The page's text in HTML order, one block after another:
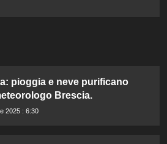
pioggia e neve purificano
Brescia.
2025 : 6:30